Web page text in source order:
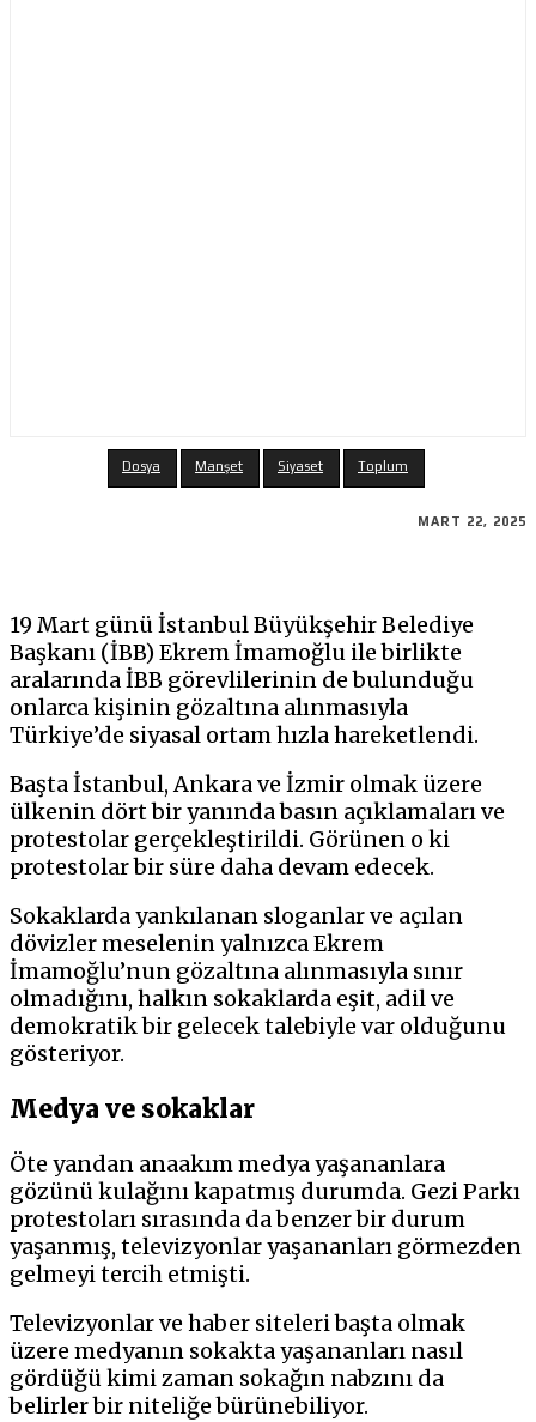
Dosya Manşet Siyaset Toplum
MART 22, 2025
19 Mart günü İstanbul Büyükşehir Belediye
Başkanı (İBB) Ekrem İmamoğlu ile birlikte
aralarında İBB görevlilerinin de bulunduğu
onlarca kişinin gözaltına alınmasıyla
Türkiye’de siyasal ortam hızla hareketlendi.
Başta İstanbul, Ankara ve İzmir olmak üzere
ülkenin dört bir yanında basın açıklamaları ve
protestolar gerçekleştirildi. Görünen o ki
protestolar bir süre daha devam edecek.
Sokaklarda yankılanan sloganlar ve açılan
dövizler meselenin yalnızca Ekrem
İmamoğlu’nun gözaltına alınmasıyla sınır
olmadığını, halkın sokaklarda eşit, adil ve
demokratik bir gelecek talebiyle var olduğunu
gösteriyor.
Medya ve sokaklar
Öte yandan anaakım medya yaşananlara
gözünü kulağını kapatmış durumda. Gezi Parkı
protestoları sırasında da benzer bir durum
yaşanmış, televizyonlar yaşananları görmezden
gelmeyi tercih etmişti.
Televizyonlar ve haber siteleri başta olmak
üzere medyanın sokakta yaşananları nasıl
gördüğü kimi zaman sokağın nabzını da
belirler bir niteliğe bürünebiliyor.